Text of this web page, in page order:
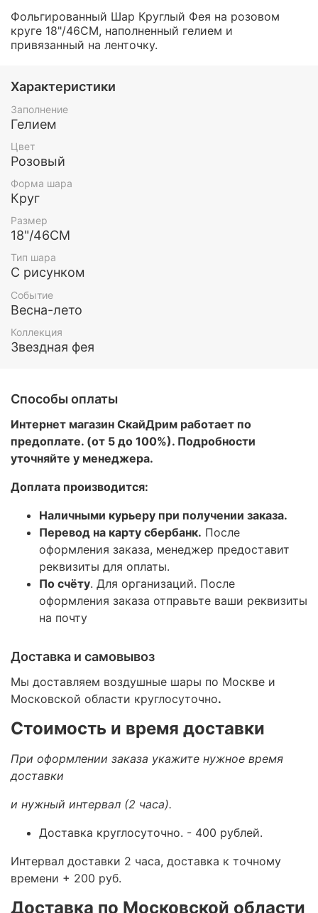
Фольгированный Шар Круглый Фея на розовом
круге 18"/46СМ, наполненный гелием и
привязанный на ленточку.
Характеристики
Заполнение
Гелием
Цвет
Розовый
Форма шара
Круг
Размер
18"/46СМ
Тип шара
С рисунком
Событие
Весна-лето
Коллекция
Звездная фея
Способы оплаты
Интернет магазин СкайДрим работает по
предоплате. (от 5 до 100%). Подробности
уточняйте у менеджера.
Доплата производится:
Наличными курьеру при получении заказа.
Перевод на карту сбербанк. После
оформления заказа, менеджер предоставит
реквизиты для оплаты.
По счёту. Для организаций. После
оформления заказа отправьте ваши реквизиты
на почту
Доставка и самовывоз
Мы доставляем воздушные шары по Москве и
Московской области круглосуточно.
Стоимость и время доставки
При оформлении заказа укажите нужное время
доставки
и нужный интервал (2 часа).
Доставка круглосуточно. - 400 рублей.
Интервал доставки 2 часа, доставка к точному
времени + 200 руб.
Доставка по Московской области